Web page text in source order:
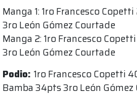
Manga 1: 1ro Francesco
3ro León Gómez Courtade
Manga 2: 1ro Francesco
3ro León Gómez Courtade
Podio: 1ro Francesco Copetti
Bamba 34pts 3ro León